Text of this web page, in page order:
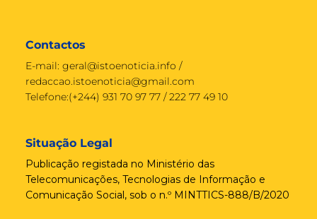
Contactos
E-mail: geral@istoenoticia.info /
redaccao.istoenoticia@gmail.com
Telefone:(+244) 931 70 97 77 / 222 77 49 10
Situação Legal
Publicação registada no Ministério das
Telecomunicações, Tecnologias de Informação e
Comunicação Social, sob o n.º MINTTICS-888/B/2020